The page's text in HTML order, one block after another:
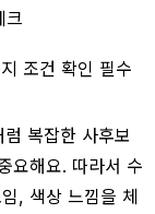
크
조건 확인 필수
복잡한 사후보
요해요. 따라서 수
, 색상 느낌을 체